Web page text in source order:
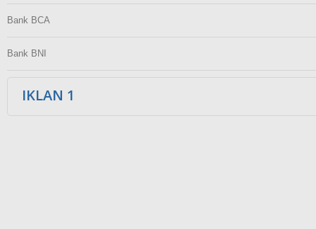
Bank BCA
Bank BNI
IKLAN 1